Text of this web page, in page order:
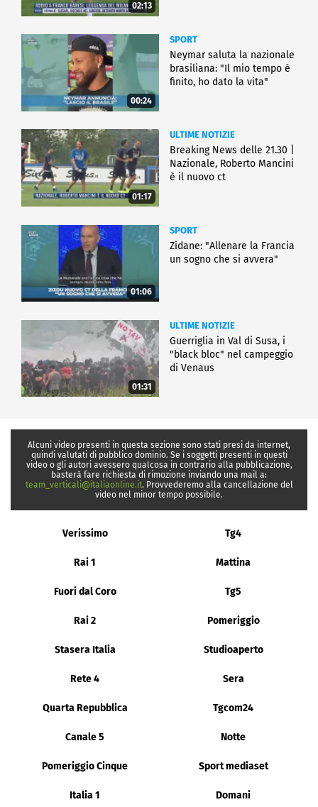
02:13
00:24
SPORT
Neymar saluta la nazionale
brasiliana: "Il mio tempo è
finito, ho dato la vita"
01:17
ULTIME NOTIZIE
Breaking News delle 21.30 |
Nazionale, Roberto Mancini
è il nuovo ct
01:06
SPORT
Zidane: "Allenare la Francia
un sogno che si avvera"
01:31
ULTIME NOTIZIE
Guerriglia in Val di Susa, i
"black bloc" nel campeggio
di Venaus
Alcuni video presenti in questa sezione sono stati presi da internet,
quindi valutati di pubblico dominio. Se i soggetti presenti in questi
video o gli autori avessero qualcosa in contrario alla pubblicazione,
basterà fare richiesta di rimozione inviando una mail a:
team_verticali@italiaonline.it. Provvederemo alla cancellazione del
video nel minor tempo possibile.
Verissimo Tg4
Rai 1 Mattina
Fuori dal Coro Tg5
Rai 2 Pomeriggio
Stasera Italia Studioaperto
Rete 4 Sera
Quarta Repubblica Tgcom24
Canale 5 Notte
Pomeriggio Cinque Sport mediaset
Italia 1 Domani